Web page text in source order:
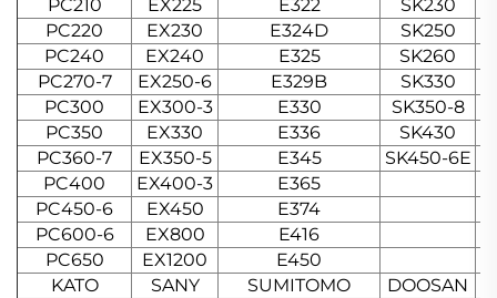
PC210
EX225 E322 SK230
PC220
EX230 E324D SK250
PC240
EX240 E325 SK260
PC270-7
EX250-6 E329B SK330
PC300
EX300-3 E330 SK350-8
PC350
EX330 E336 SK430
PC360-7
EX350-5 E345 SK450-6E
PC400
EX400-3 E365
PC450-6
EX450 E374
PC600-6
EX800 E416
PC650
EX1200 E450
KATO
SANY SUMITOMO DOOSAN